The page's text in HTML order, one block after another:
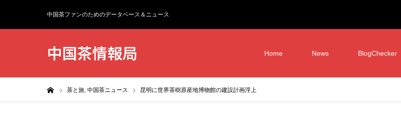
中国茶ファンのためのデータベース＆ニュース
中国茶情報局 Home News BlogChecker
茶と旅, 中国茶ニュース 昆明に世界茶樹原産地博物館の建設計画浮上